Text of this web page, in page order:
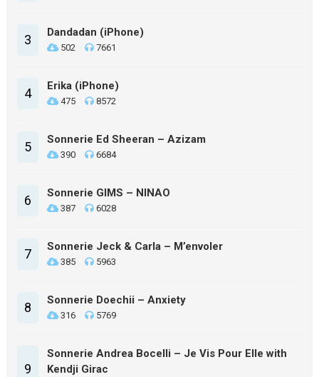
3 Dandadan (iPhone)
502 7661
4 Erika (iPhone)
475 8572
5 Sonnerie Ed Sheeran – Azizam
390 6684
6 Sonnerie GIMS – NINAO
387 6028
7 Sonnerie Jeck & Carla – M’envoler
385 5963
8 Sonnerie Doechii – Anxiety
316 5769
9
Sonnerie Andrea Bocelli – Je Vis Pour Elle with
Kendji Girac